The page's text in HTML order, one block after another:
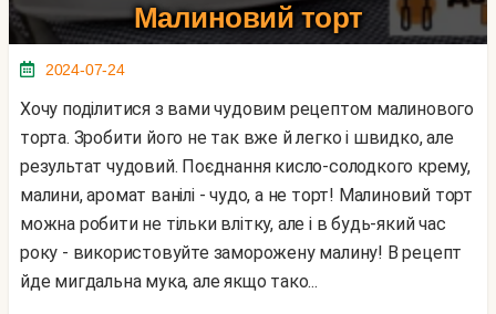
Малиновий торт
2024-07-24
Хочу поділитися з вами чудовим рецептом малинового
торта. Зробити його не так вже й легко і швидко, але
результат чудовий. Поєднання кисло-солодкого крему,
малини, аромат ванілі - чудо, а не торт! Малиновий торт
можна робити не тільки влітку, але і в будь-який час
року - використовуйте заморожену малину! В рецепт
йде мигдальна мука, але якщо тако...